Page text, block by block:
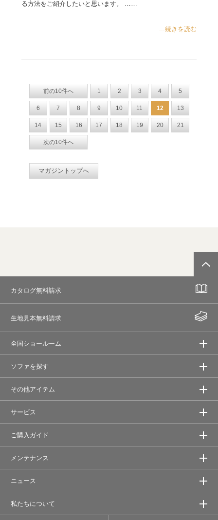
る方法をご紹介したいと思います。 ……
...続きを読む
前の10件へ 1 2 3 4 5
6 7 8 9 10 11 12 13
14 15 16 17 18 19 20 21
次の10件へ
マガジントップへ
カタログ無料請求
生地見本無料請求
全国ショールーム
ソファを探す
その他アイテム
サービス
ご購入ガイド
メンテナンス
ニュース
私たちについて